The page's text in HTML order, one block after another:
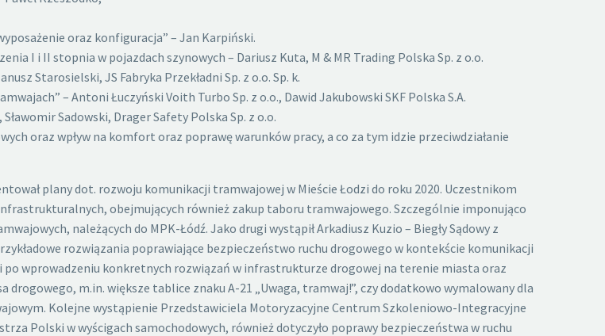
oraz konfiguracja” – Jan Karpiński.
I i II stopnia w pojazdach szynowych – Dariusz Kuta, M & MR Trading Polska Sp. z o.o.
Starosielski, JS Fabryka Przekładni Sp. z o.o. Sp. k.
– Antoni Łuczyński Voith Turbo Sp. z o.o., Dawid Jakubowski SKF Polska S.A.
Sadowski, Drager Safety Polska Sp. z o.o.
oraz wpływ na komfort oraz poprawę warunków pracy, a co za tym idzie przeciwdziałanie
plany dot. rozwoju komunikacji tramwajowej w Mieście Łodzi do roku 2020. Uczestnikom
obejmujących również zakup taboru tramwajowego. Szczególnie imponująco
należących do MPK-Łódź. Jako drugi wystąpił Arkadiusz Kuzio – Biegły Sądowy z
rozwiązania poprawiające bezpieczeństwo ruchu drogowego w kontekście komunikacji
po wprowadzeniu konkretnych rozwiązań w infrastrukturze drogowej na terenie miasta oraz
m.in. większe tablice znaku A-21 „Uwaga, tramwaj!”, czy dodatkowo wymalowany dla
Kolejne wystąpienie Przedstawiciela Motoryzacyjne Centrum Szkoleniowo-Integracyjne
Polski w wyścigach samochodowych, również dotyczyło poprawy bezpieczeństwa w ruchu